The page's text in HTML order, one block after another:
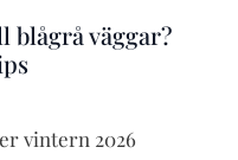
blågrå väggar?